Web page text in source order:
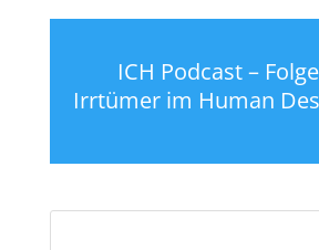
ICH Podcast –
Irrtümer im Human